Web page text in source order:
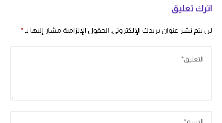
اترك تعليق
لن يتم نشر عنوان بريدك الإلكتروني. الحقول الإلزامية مشار إليها بـ *